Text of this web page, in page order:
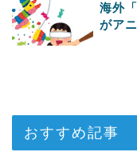
海外
がア
おすすめ記事